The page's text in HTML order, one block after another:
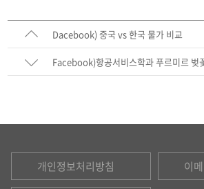
Dacebook) 중국 vs 한국 물가 비교
Facebook)항공서비스학과 푸르미르 벚
개인정보처리방침 이